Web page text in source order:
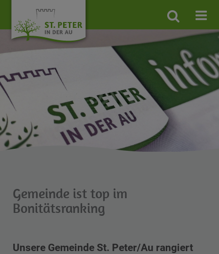
Site
search
toggle
Gemeinde ist top im
Bonitätsranking
Unsere Gemeinde St. Peter/Au rangiert